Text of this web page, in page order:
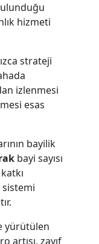
hizmeti
strateji
izlenmesi
esas
bayilik
bayi sayısı
sistemi
yürütülen
artışı, zayıf